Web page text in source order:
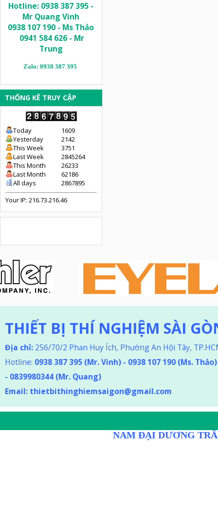
Hotline: 0938 387 395 -
Mr Quang Vinh
0938 107 190 - Ms Thảo
0941 584 626 - Mr
Trung
Zalo: 0938 387 395
THỐNG KÊ TRUY CẬP
Today
1609
Yesterday
2142
This Week
3751
Last Week
2845264
This Month
26233
Last Month
62186
All days
2867895
Your IP: 216.73.216.46
THIẾT BỊ THÍ NGHIỆM SÀI
Địa chỉ: 256/70/2 Phan Huy Ích, Phường An Hội Tây,
Hotline: 0938 387 395 (Mr. Vinh) - 0938 107 190 (Ms. Thảo)
- 0839980344 (Mr. Quang)
Email: thietbithinghiemsaigon@gmail.com
NAM ĐẠI DƯƠNG